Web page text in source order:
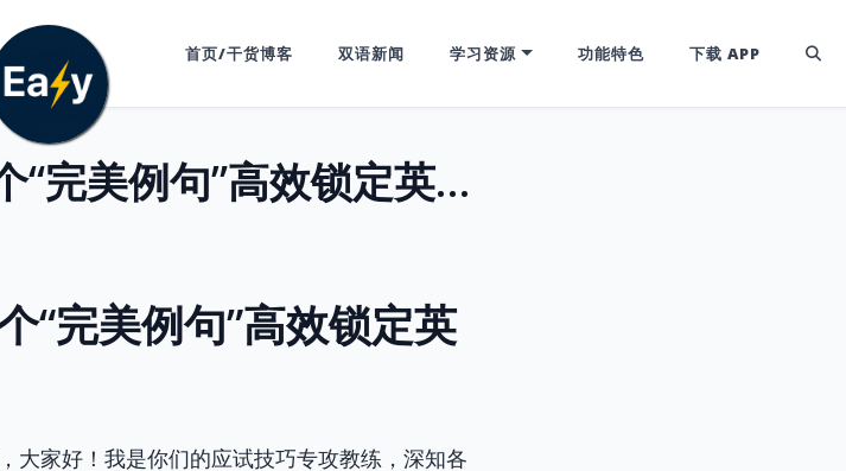
首页/干货博客 双语新闻 学习资源 功能特色 下载 APP
X-范例学习法：用一个“完美例句”高效锁定英语单词记忆！
“完美例句”高效锁定英
大家好！我是你们的应试技巧专攻教练，深知各